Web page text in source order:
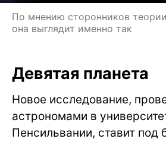
По мнению сторонников
она выглядит именно так
Девятая планета
Новое исследование,
астрономами в
Пенсильвании, ставит под